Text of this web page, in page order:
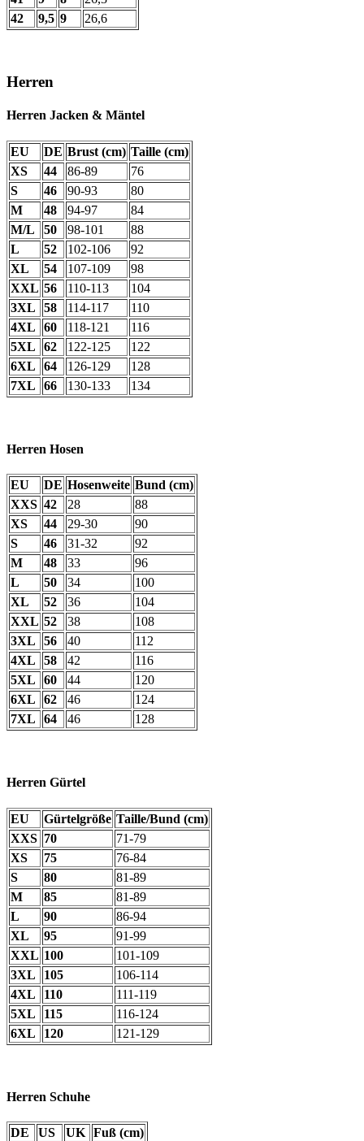
42
9,5 9 26,6
Herren
Herren Jacken & Mäntel
EU DE Brust (cm) Taille (cm)
XS
44 86-89
76
S
46 90-93
80
M
48 94-97
84
M/L
50 98-101
88
L
52 102-106
92
XL
54 107-109
98
XXL 56 110-113
104
3XL
58 114-117
110
4XL
60 118-121
116
5XL
62 122-125
122
6XL
64 126-129
128
7XL
66 130-133 134
Herren Hosen
EU DE Hosenweite Bund (cm)
XXS 42 28
88
XS
44 29-30
90
S
46 31-32
92
M
48 33
96
L
50 34
100
XL
52 36
104
XXL 52 38
108
3XL
56 40
112
4XL
58 42
116
5XL
60 44
120
6XL
62 46
124
7XL
64 46 128
Herren Gürtel
EU Gürtelgröße Taille/Bund (cm)
XXS 70
71-79
XS
75
76-84
S
80
81-89
M
85
81-89
L
90
86-94
XL
95
91-99
XXL 100
101-109
3XL
105
106-114
4XL
110
111-119
5XL
115
116-124
6XL
120 121-129
Herren Schuhe
DE US UK Fuß (cm)